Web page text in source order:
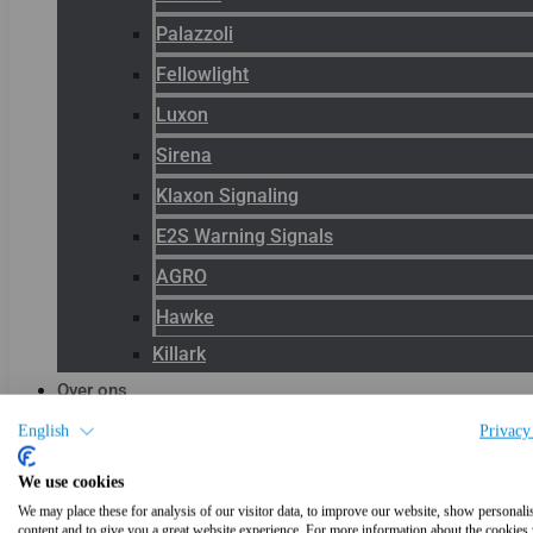
English
We use cookies
We may place these for analysis of our visitor data, to improve our website, show
Palazzoli
Fellowlight
Luxon
Sirena
Klaxon Signaling
E2S Warning Signals
AGRO
Hawke
Killark
Over ons
Blog
Productnieuws